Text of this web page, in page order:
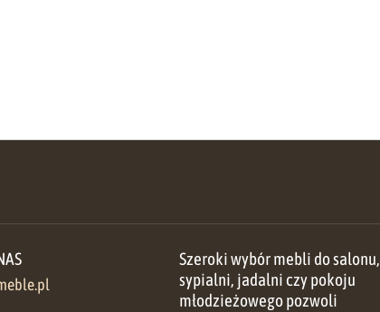
Szeroki wybór mebli do salonu,
sypialni, jadalni czy pokoju
młodzieżowego pozwoli